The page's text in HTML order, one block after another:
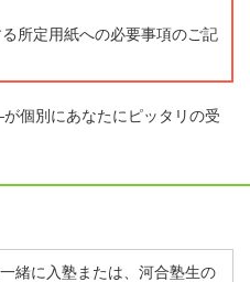
所定用紙への必要事項のご記
個別にあなたにピッタリの受
緒に入塾または、河合塾生の